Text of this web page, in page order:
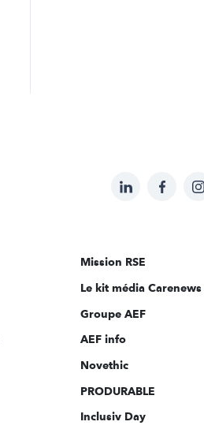
Suivez-
sur:
LinkedIn
Mission RSE
Le kit média Carenews
Groupe AEF
AEF info
Novethic
PRODURABLE
Inclusiv Day